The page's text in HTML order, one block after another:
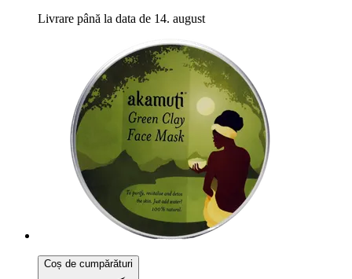
Livrare până la data de 14. august
Coș de cumpărături